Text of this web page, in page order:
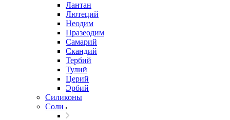
Лантан
Лютеций
Неодим
Празеодим
Самарий
Скандий
Тербий
Тулий
Церий
Эрбий
Силиконы
Соли